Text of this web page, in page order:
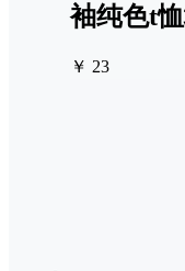
袖纯色t
￥ 23